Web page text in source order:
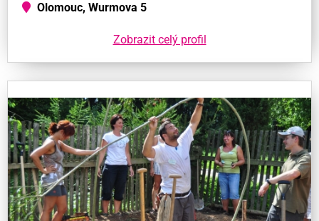
Olomouc, Wurmova 5
Zobrazit celý profil